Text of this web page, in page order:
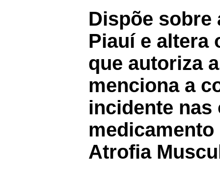
Dispõe sobre
Piauí e altera
que autoriza
menciona a
incidente nas
Atrofia